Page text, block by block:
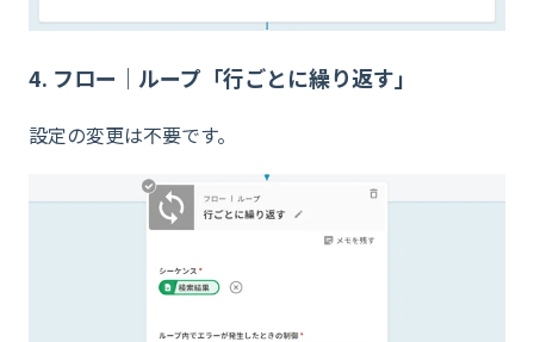
4. フロー｜ループ「行ごとに繰り返す」
設定の変更は不要です。